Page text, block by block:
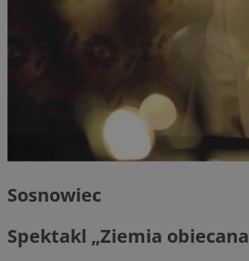
Sosnowiec
Spektakl „Ziemia